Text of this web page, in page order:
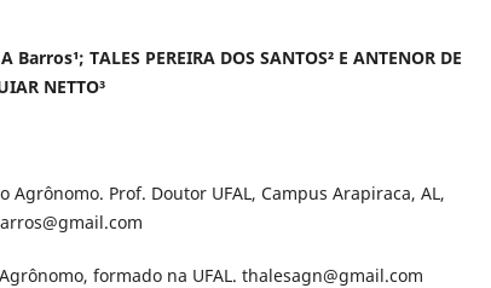
Barros¹; TALES PEREIRA DOS SANTOS² E ANTENOR DE
NETTO³
Agrônomo. Prof. Doutor UFAL, Campus Arapiraca, AL,
formado na UFAL. thalesagn@gmail.com